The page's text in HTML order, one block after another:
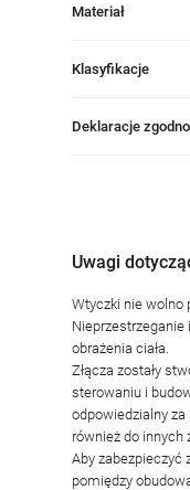
Materiał
Klasyfikacje
Deklaracje
Uwagi
Wtyczki nie wolno
obrażenia ciała.
Złącza zostały
sterowaniu i
odpowiedzialny za
również do innych
Aby zabezpieczyć
pomiędzy